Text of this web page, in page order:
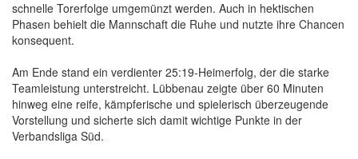
schnelle Torerfolge umgemünzt werden. Auch in hektischen
Phasen behielt die Mannschaft die Ruhe und nutzte ihre Chancen
konsequent.
Am Ende stand ein verdienter 25:19-Heimerfolg, der die starke
Teamleistung unterstreicht. Lübbenau zeigte über 60 Minuten
hinweg eine reife, kämpferische und spielerisch überzeugende
Vorstellung und sicherte sich damit wichtige Punkte in der
Verbandsliga Süd.